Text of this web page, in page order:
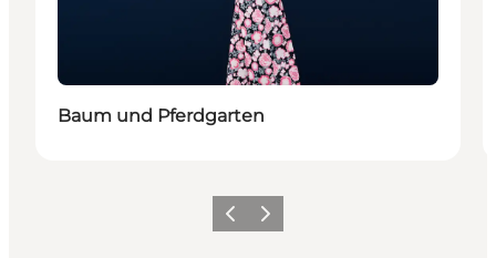
Baum und Pferdgarten
ZurückWeiter